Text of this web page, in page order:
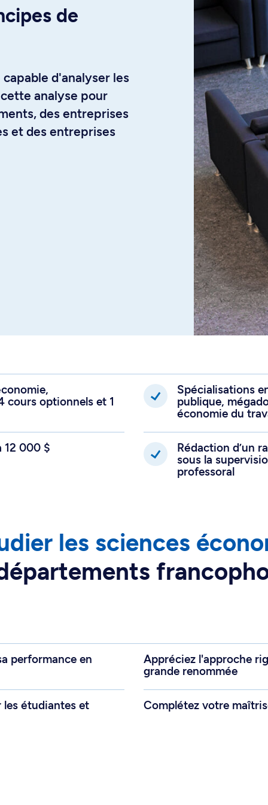
de
d'analyser les
analyse pour
des entreprises
et des entreprises
cours optionnels et 1
Spécialisations
publique,
économie du
12 000 $
Rédaction d’un
sous la
professoral
les sciences
performance en
Appréciez l'approche
grande renommée
les étudiantes et Complétez votre